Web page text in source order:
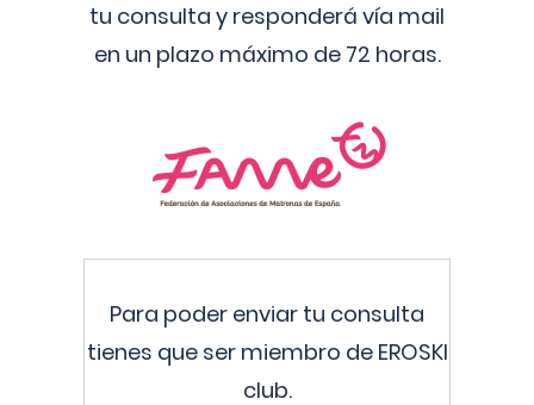
tu consulta y responderá vía mail
en un plazo máximo de 72 horas.
Para poder enviar tu consulta
tienes que ser miembro de EROSKI
club.